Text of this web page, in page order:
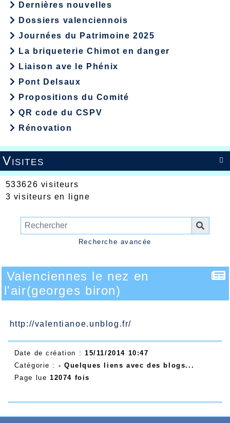
Dernières nouvelles
Dossiers valenciennois
Journées du Patrimoine 2025
La briqueterie Chimot en danger
Liaison ave le Phénix
Pont Delsaux
Propositions du Comité
QR code du CSPV
Rénovation

Visites
533626 visiteurs
3 visiteurs en ligne
Recherche avancée
Valenciennes le nez en
l'air(georges biron)
http://valentianoe.unblog.fr/
Date de création : 15/11/2014 10:47
Catégorie : - Quelques liens avec des blogs...
Page lue 12074 fois